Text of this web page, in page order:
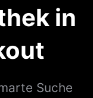
in
Suche